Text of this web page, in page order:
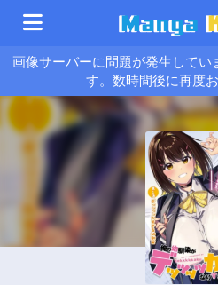
画像サーバーに問題が発生してい
す。数時間後に再度